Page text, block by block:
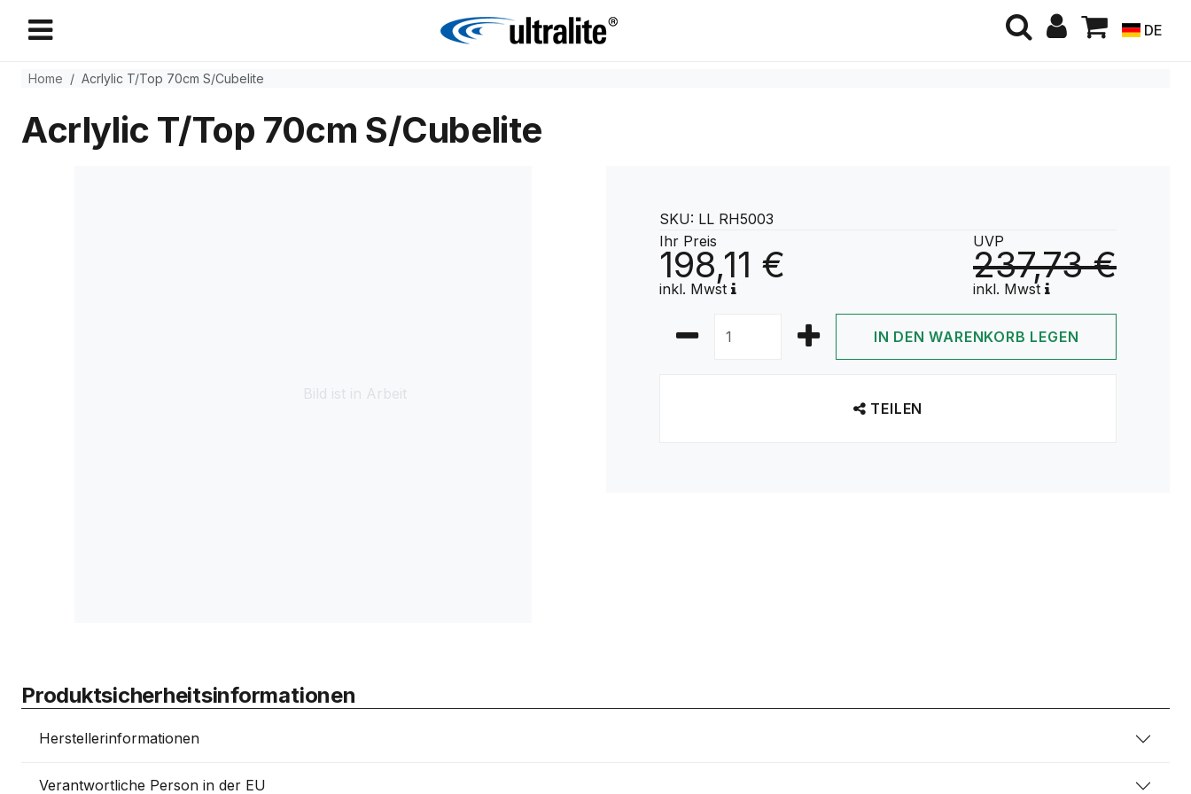
DE
Home Acrlylic T/Top 70cm S/Cubelite
Acrlylic T/Top 70cm S/Cubelite
Bild ist in Arbeit
SKU: LL RH5003
Ihr Preis
198,11 €
inkl. Mwst
UVP
237,73 €
inkl. Mwst
IN DEN WARENKORB LEGEN
TEILEN
Produktsicherheitsinformationen
Herstellerinformationen
Verantwortliche Person in der EU